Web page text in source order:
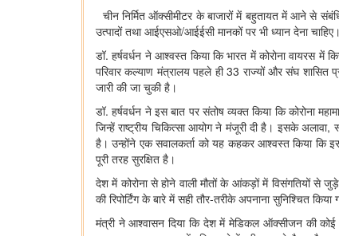
चीन निर्मित ऑक्‍सीमीटर के बाजारों में बहुतायत में आने से
उत्‍पादों तथा आईएसओ/आईईसी मानकों पर भी ध्‍यान देना
डॉ. हर्षवर्धन ने आश्‍वस्‍त किया कि भारत में कोरोना वायरस
परिवार कल्‍याण मंत्रालय पहले ही 33 राज्‍यों और संघ
जारी की जा चुकी है।
डॉ. हर्षवर्धन ने इस बात पर संतोष व्‍यक्‍त किया कि कोरोना
जिन्‍हें राष्‍ट्रीय चिकित्‍सा आयोग ने मंजूरी दी है। इसके
है। उन्‍होंने एक सवालकर्ता को यह कहकर आश्‍वस्‍त किया कि इस
पूरी तरह सुरक्षित है।
देश में कोरोना से होने वाली मौतों के आंकड़ों में विसंगतियों से जुड़े
की रिपोर्टिंग के बारे में सही तौर-तरीके अपनाना सुनिश्चित किया
मंत्री ने आश्वासन दिया कि देश में मेडिकल ऑक्सीजन की कोई